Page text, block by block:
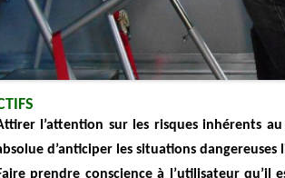
l’attention sur les risques inhérents
d’anticiper les situations dangereuses
prendre conscience à l’utilisateur